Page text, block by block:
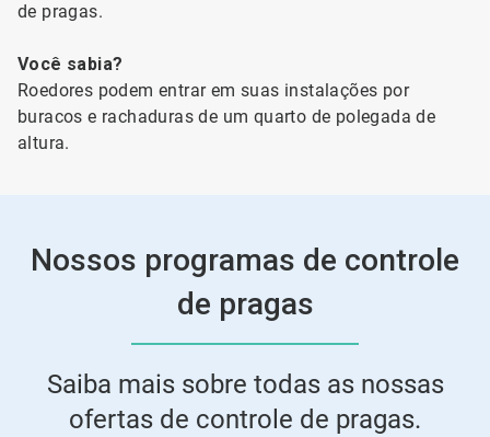
de pragas.
Você sabia?
Roedores podem entrar em suas instalações por
buracos e rachaduras de um quarto de polegada de
altura.
Nossos programas de controle
de pragas
Saiba mais sobre todas as nossas
ofertas de controle de pragas.